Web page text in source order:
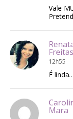
Vale
12h55
É
Mara